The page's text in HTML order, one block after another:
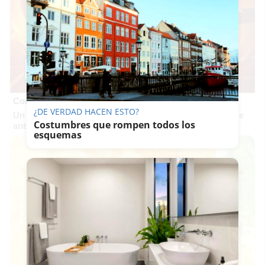
Corepunk MMORPG
Un verdadero MMORPG de la vieja escuela ¡Cómo los de
antes, pero mejor!
¿DE VERDAD HACEN ESTO?
Costumbres que rompen todos los
esquemas